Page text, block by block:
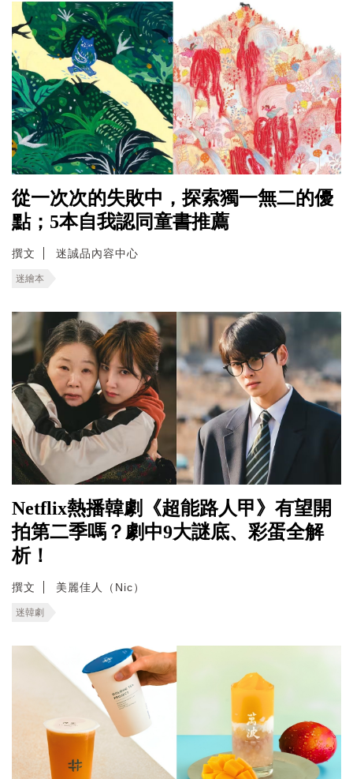
從一次次的失敗中，探索獨一無二的優
點；5本自我認同童書推薦
撰文 迷誠品內容中心
迷繪本
Netflix熱播韓劇《超能路人甲》有望開
拍第二季嗎？劇中9大謎底、彩蛋全解
析！
撰文 美麗佳人（Nic）
迷韓劇